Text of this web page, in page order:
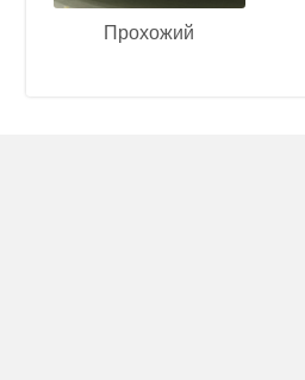
Прохожий